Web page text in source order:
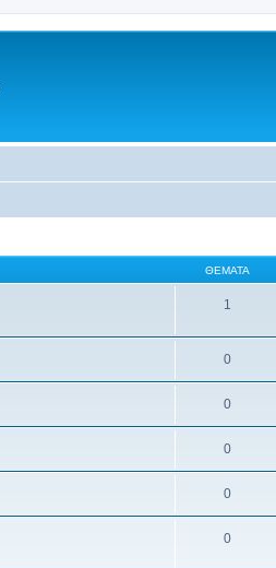
ΘΈΜΑΤΑ
1
0
0
0
0
0